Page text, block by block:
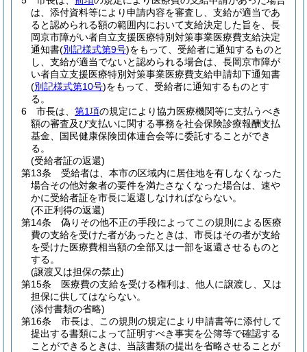
は、添付資料等により申請内容を審査し、支給が適当であ
ると認められる額の範囲内において支給決定した旨を、長
岡京市障がい者自立支援医療特別対策事業医療費支給決定
通知書(別記様式第9号)をもって、受給者に通知するものと
し、支給が適当でないと認められる場合は、長岡京市障が
い者自立支援医療特別対策事業医療費支給申請却下通知書
(別記様式第10号)をもって、受給者に通知するものとす
る。
6
市長は、 第1項の規定により協力医療機関等に支払うべき
額の審査及び支払いに関する事務を社会保険診療報酬支払
基金、国民健康保険団体連合会等に委託することができ
る。
(受給者証の返還)
第13条
受給者は、本市の区域内に居住地を有しなくなった
場合その他対象者の要件を満たさなくなった場合は、速や
かに受給者証を市長に返還しなければならない。
(不正利得の返還)
第14条
偽りその他不正の手段によってこの規則による医療
費の支給を受けた者があったときは、市長はその者が支給
を受けた医療費相当額の全部又は一部を返還させるものと
する。
(譲渡又は担保の禁止)
第15条
医療費の支給を受ける権利は、他人に譲渡し、又は
担保に供してはならない。
(添付書類の省略)
第16条
市長は、この規則の規定により申請書等に添付して
提出する書類によって証明すべき事実を公簿等で確認する
ことができるときは、当該書類の提出を省略させることが